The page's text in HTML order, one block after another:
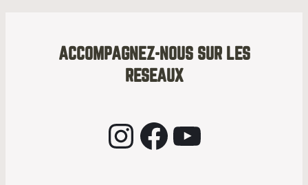
ACCOMPAGNEZ-NOUS SUR LES
RESEAUX
Instagram Facebook YouTube